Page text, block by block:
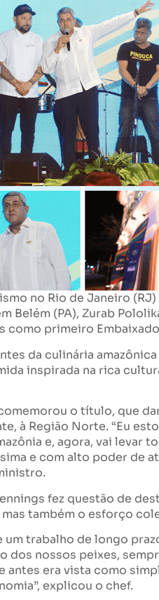
no Rio de Janeiro
Belém (PA), Zurab
como primeiro
da culinária
inspirada na rica
o título, que
à Região Norte. “Eu
e, agora, vai levar
e com alto poder de
fez questão de
também o esforço
trabalho de longo
dos nossos peixes,
antes era vista como
explicou o chef.